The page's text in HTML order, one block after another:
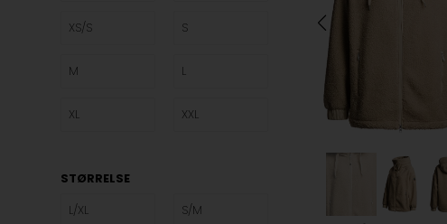
Mbym
MSCH
XS/S S
M L
XL XXL
STØRRELSE
L/XL
S/M